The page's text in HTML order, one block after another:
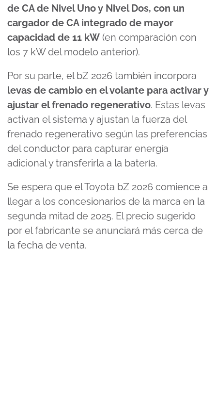
de CA de Nivel Uno y Nivel Dos, con un
cargador de CA integrado de mayor
capacidad de 11 kW (en comparación con
los 7 kW del modelo anterior).
Por su parte, el bZ 2026 también incorpora
levas de cambio en el volante para activar y
ajustar el frenado regenerativo. Estas levas
activan el sistema y ajustan la fuerza del
frenado regenerativo según las preferencias
del conductor para capturar energía
adicional y transferirla a la batería.
Se espera que el Toyota bZ 2026 comience a
llegar a los concesionarios de la marca en la
segunda mitad de 2025. El precio sugerido
por el fabricante se anunciará más cerca de
la fecha de venta.